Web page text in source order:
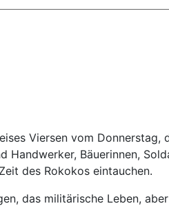
Viersen vom Donnerstag,
Handwerker, Bäuerinnen,
des Rokokos eintauchen.
das militärische Leben,